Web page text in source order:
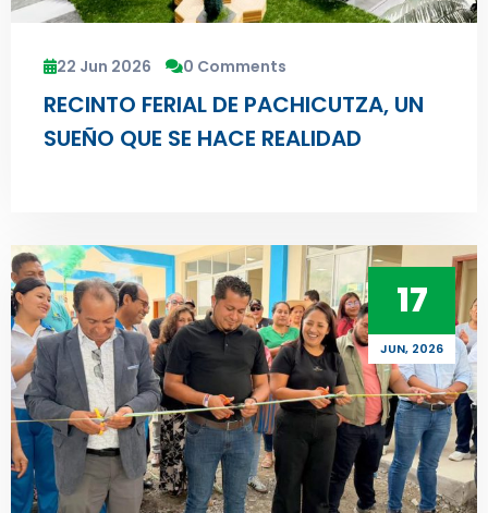
22 Jun 2026 0 Comments
RECINTO FERIAL DE PACHICUTZA, UN
SUEÑO QUE SE HACE REALIDAD
17
JUN, 2026